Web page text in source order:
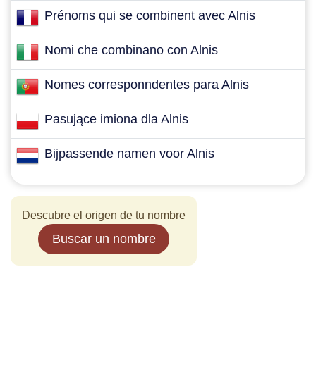
Prénoms qui se combinent avec Alnis
Nomi che combinano con Alnis
Nomes corresponndentes para Alnis
Pasujące imiona dla Alnis
Bijpassende namen voor Alnis
Descubre el origen de tu nombre
Buscar un nombre